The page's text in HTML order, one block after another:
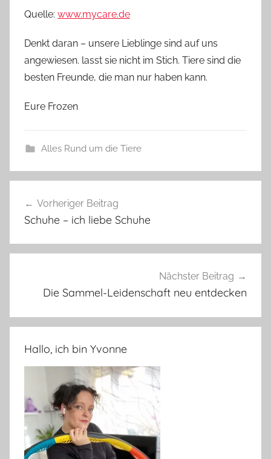
Quelle: www.mycare.de
Denkt daran – unsere Lieblinge sind auf uns
angewiesen. lasst sie nicht im Stich. Tiere sind die
besten Freunde, die man nur haben kann.
Eure Frozen
Alles Rund um die Tiere
Vorheriger Beitrag
Schuhe – ich liebe Schuhe
Nächster Beitrag
Die Sammel-Leidenschaft neu entdecken
Hallo, ich bin Yvonne